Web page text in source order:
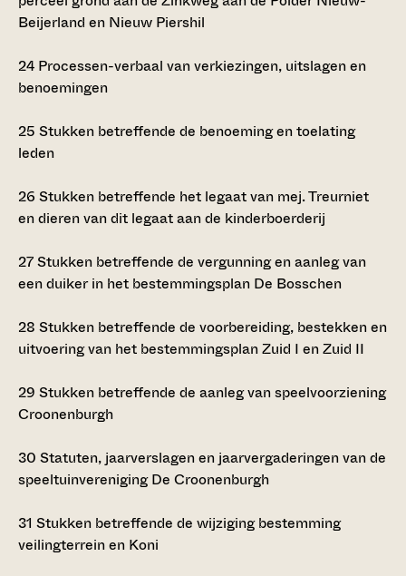
Beijerland en Nieuw Piershil
24 Processen-verbaal van verkiezingen, uitslagen en
benoemingen
25 Stukken betreffende de benoeming en toelating
leden
26 Stukken betreffende het legaat van mej. Treurniet
en dieren van dit legaat aan de kinderboerderij
27Stukken betreffende de vergunning en aanleg van
een duiker in het bestemmingsplan De Bosschen
28 Stukken betreffende de voorbereiding, bestekken en
uitvoering van het bestemmingsplan Zuid I en Zuid II
29 Stukken betreffende de aanleg van speelvoorziening
Croonenburgh
30 Statuten, jaarverslagen en jaarvergaderingen van de
speeltuinvereniging De Croonenburgh
31 Stukken betreffende de wijziging bestemming
veilingterrein en Koni